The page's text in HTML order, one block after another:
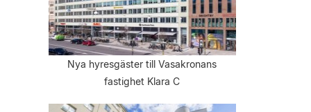
Nya hyresgäster till Vasakronans
fastighet Klara C